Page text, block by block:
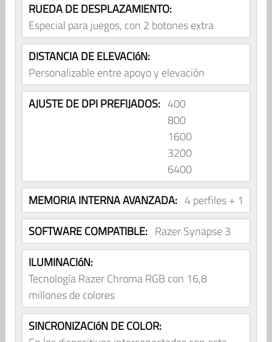
RUEDA DE DESPLAZAMIENTO:
Especial para juegos, con 2 botones extra
DISTANCIA DE ELEVACIóN:
Personalizable entre apoyo y elevación
AJUSTE DE DPI PREFIJADOS: 400
800
1600
3200
6400
MEMORIA INTERNA AVANZADA: 4 perfiles + 1
SOFTWARE COMPATIBLE: Razer Synapse 3
ILUMINACIóN:
Tecnología Razer Chroma RGB con 16,8
millones de colores
SINCRONIZACIóN DE COLOR: